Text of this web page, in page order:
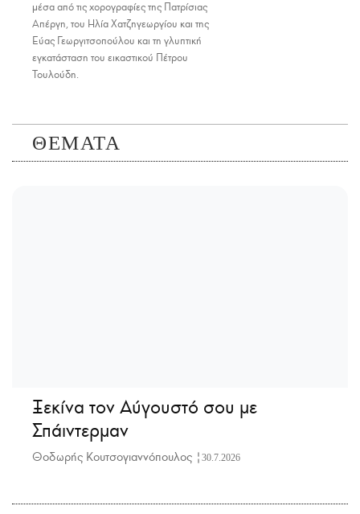
μέσα από τις χορογραφίες της Πατρίσιας
Απέργη, του Ηλία Χατζηγεωργίου και της
Εύας Γεωργιτσοπούλου και τη γλυπτική
εγκατάσταση του εικαστικού Πέτρου
Τουλούδη.
ΘΕΜΑΤΑ
Ξεκίνα τον Αύγουστό σου με
Σπάιντερμαν
Θοδωρής Κουτσογιαννόπουλος | 30.7.2026